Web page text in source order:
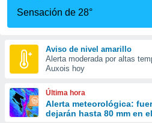
a este
las
y
forma
digital
basada
Sensación de 28°
Aviso de nivel amarillo
Alerta moderada por altas
Auxois hoy
Última hora
Alerta meteorológica:
dejarán hasta 80 mm en